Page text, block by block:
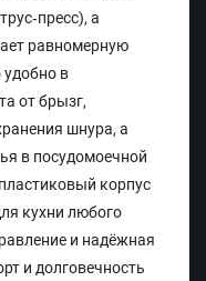
а
равномерную
удобно в
от брызг,
шнура, а
в посудомоечной
корпус
кухни любого
и надёжная
и долговечность